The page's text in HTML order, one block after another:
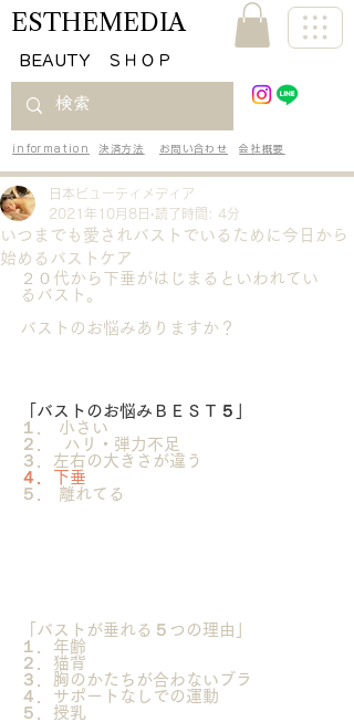
ESTHEMEDIA
​BEAUTY ＳＨＯＰ
information 決済方法 お問い合わせ 会社概要
いつまでも愛されバストでいるために今日から
始めるバストケア
日本ビューティメディア
2021年10月8日
読了時間: 4分
２０代から下垂がはじまるといわれてい
るバスト。
バストのお悩みありますか？
「バストのお悩みＢＥＳＴ５」
１． 小さい
２．  ハリ・弾力不足
３．左右の大きさが違う
４．下垂
５． 離れてる
「バストが垂れる５つの理由」
１．年齢
２．猫背
３．胸のかたちが合わないブラ
４．サポートなしでの運動
５．授乳